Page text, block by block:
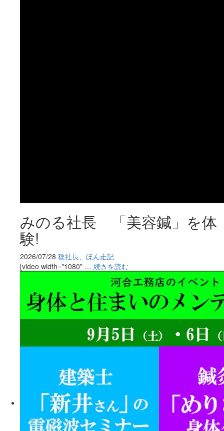
みのる社長 「美容鍼」を体
験!
2026/07/28 稔社長、ほん走記
[video width="1080" … 続きを読む